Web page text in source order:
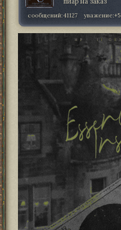
сообщений:41127 уважение:+5